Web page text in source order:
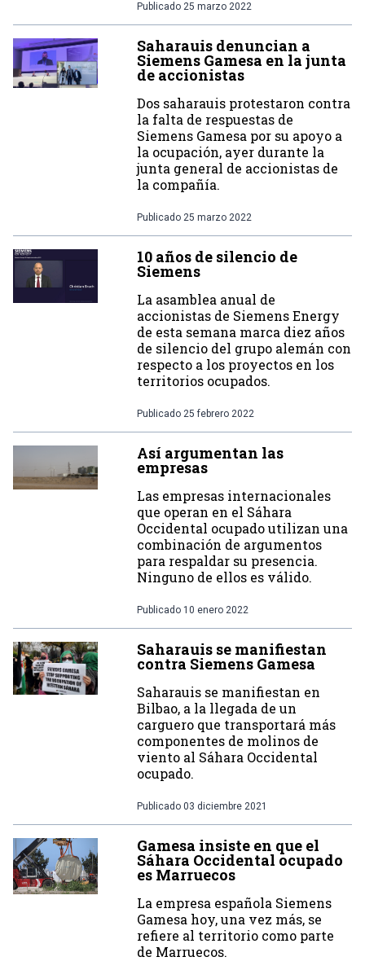
Publicado 25 marzo 2022
Saharauis denuncian a
Siemens Gamesa en la junta
de accionistas
Dos saharauis protestaron contra
la falta de respuestas de
Siemens Gamesa por su apoyo a
la ocupación, ayer durante la
junta general de accionistas de
la compañía.
Publicado 25 marzo 2022
10 años de silencio de
Siemens
La asamblea anual de
accionistas de Siemens Energy
de esta semana marca diez años
de silencio del grupo alemán con
respecto a los proyectos en los
territorios ocupados.
Publicado 25 febrero 2022
Así argumentan las
empresas
Las empresas internacionales
que operan en el Sáhara
Occidental ocupado utilizan una
combinación de argumentos
para respaldar su presencia.
Ninguno de ellos es válido.
Publicado 10 enero 2022
Saharauis se manifiestan
contra Siemens Gamesa
Saharauis se manifiestan en
Bilbao, a la llegada de un
carguero que transportará más
componentes de molinos de
viento al Sáhara Occidental
ocupado.
Publicado 03 diciembre 2021
Gamesa insiste en que el
Sáhara Occidental ocupado
es Marruecos
La empresa española Siemens
Gamesa hoy, una vez más, se
refiere al territorio como parte
de Marruecos.